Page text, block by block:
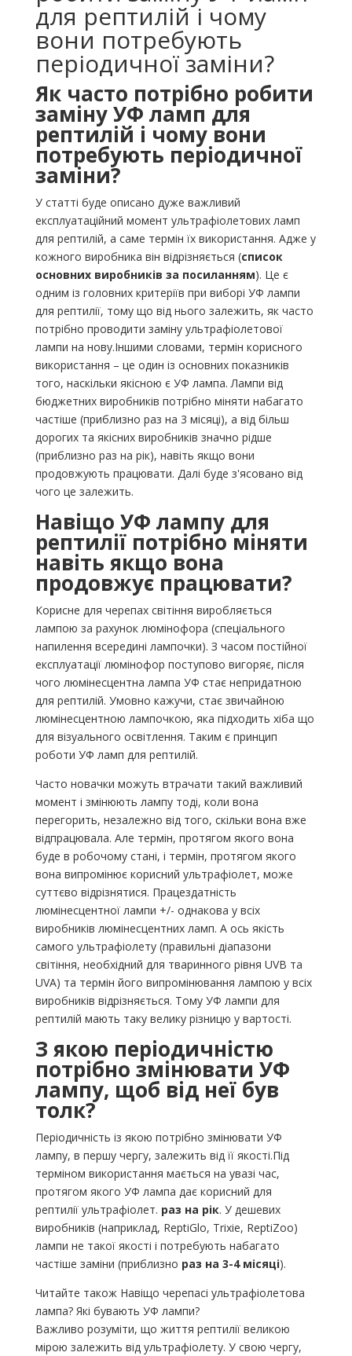
для рептилій і чому
вони потребують
періодичної заміни?
Як часто потрібно робити
заміну УФ ламп для
рептилій і чому вони
потребують періодичної
заміни?
У статті буде описано дуже важливий
експлуатаційний момент ультрафіолетових ламп
для рептилій, а саме термін їх використання. Адже у
кожного виробника він відрізняється (список
основних виробників за посиланням). Це є
одним із головних критеріїв при виборі УФ лампи
для рептилії, тому що від нього залежить, як часто
потрібно проводити заміну ультрафіолетової
лампи на нову.Іншими словами, термін корисного
використання – це один із основних показників
того, наскільки якісною є УФ лампа. Лампи від
бюджетних виробників потрібно міняти набагато
частіше (приблизно раз на 3 місяці), а від більш
дорогих та якісних виробників значно рідше
(приблизно раз на рік), навіть якщо вони
продовжують працювати. Далі буде з'ясовано від
чого це залежить.
Навіщо УФ лампу для
рептилії потрібно міняти
навіть якщо вона
продовжує працювати?
Корисне для черепах світіння виробляється
лампою за рахунок люмінофора (спеціального
напилення всередині лампочки). З часом постійної
експлуатації люмінофор поступово вигоряє, після
чого люмінесцентна лампа УФ стає непридатною
для рептилій. Умовно кажучи, стає звичайною
люмінесцентною лампочкою, яка підходить хіба що
для візуального освітлення. Таким є принцип
роботи УФ ламп для рептилій.
Часто новачки можуть втрачати такий важливий
момент і змінюють лампу тоді, коли вона
перегорить, незалежно від того, скільки вона вже
відпрацювала. Але термін, протягом якого вона
буде в робочому стані, і термін, протягом якого
вона випромінює корисний ультрафіолет, може
суттєво відрізнятися. Працездатність
люмінесцентної лампи +/- однакова у всіх
виробників люмінесцентних ламп. А ось якість
самого ультрафіолету (правильні діапазони
світіння, необхідний для тваринного рівня UVB та
UVA) та термін його випромінювання лампою у всіх
виробників відрізняється. Тому УФ лампи для
рептилій мають таку велику різницю у вартості.
З якою періодичністю
потрібно змінювати УФ
лампу, щоб від неї був
толк?
Періодичність із якою потрібно змінювати УФ
лампу, в першу чергу, залежить від її якості.Під
терміном використання мається на увазі час,
протягом якого УФ лампа дає корисний для
рептилії ультрафіолет. раз на рік. У дешевих
виробників (наприклад, ReptiGlo, Trixie, ReptiZoo)
лампи не такої якості і потребують набагато
частіше заміни (приблизно раз на 3-4 місяці).
Читайте також Навіщо черепасі ультрафіолетова
лампа? Які бувають УФ лампи?
Важливо розуміти, що життя рептилії великою
мірою залежить від ультрафіолету. У свою чергу,